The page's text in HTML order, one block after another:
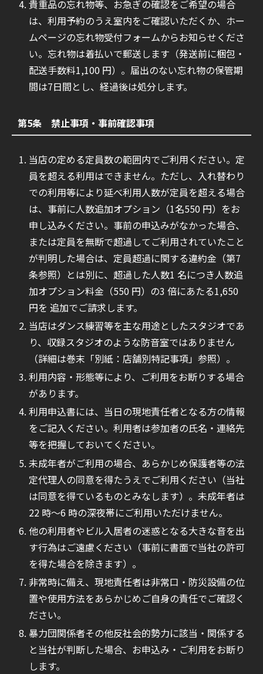
貴重品の忘れ物等、お急ぎの確認をご希望の場合
は、利用予約のうえ室内をご確認いただくか、ホー
ムページの忘れ物受付フォームからお知らせくださ
い。忘れ物は着払いで郵送します（発送前に梱包・
配送手数料1,100 円）。届出のない忘れ物の保管期
間は7日間とし、経過後は処分します。
第5条 禁止事項・事前確認事項
当店の定める定員数の範囲内でご利用ください。定
員を超える利用はできません。ただし、入れ替わり
での利用等により延べ利用人数が定員を超える場合
は、事前に人数追加オプション（1名550 円）をお
申し込みください。事前の申込みがなかった場合、
または定員を無断で超過してご利用されていたこと
が判明した場合は、定員超過に関する違約金（第7
条参照）とは別に、超過した人数1 名につき人数追
加オプション料金（550 円）の3 倍にあたる1,650
円を 追加でご請求します。
当店はダンス練習等を主な用途としたスタジオであ
り、収録スタジオのような防音室ではありません
（詳細は巻末「別紙：店舗別特記事項」参照）。
利用内容・形態等により、ご利用をお断りする場合
があります。
利用申込書には、当日の現地責任者となる方の情報
をご記入ください。利用者は参加者の氏名・連絡先
等を把握しておいてください。
未成年者がご利用の場合、あらかじめ保護者等の法
定代理人の同意を得たうえでご利用ください（当社
は同意を得ているものとみなします）。未成年者は
22 時〜6 時の深夜帯にご利用いただけません。
他の利用者やビル入居者の迷惑となる大きな音を出
す行為はご遠慮ください（事前に書面で当社の許可
を得た場合を除きます）。
非常時に備え、現地責任者は非常口・防災設備の位
置や使用方法をあらかじめご自身の責任でご確認く
ださい。
暴力団関係者その他反社会的勢力に該当・関係する
と当社が判断した場合、お申込み・ご利用をお断り
します。